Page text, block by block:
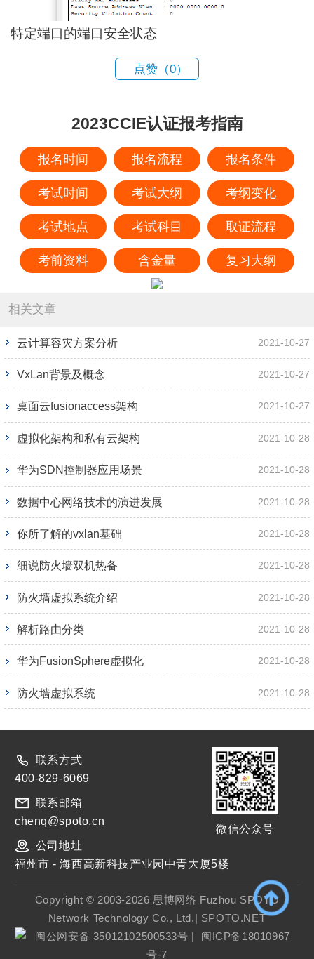
特定端口的端口安全状态
点赞（0）
2023CCIE认证报考指南
报名时间 报名流程 报名条件
考试时间 考试大纲 考纲变化
考试地点 考试科目 取证流程
考前资料 含金量 复习大纲
相关文章
云计算容灾方案分析 2021-10-27
VxLan背景及概念 2021-10-27
桌面云fusionaccess架构 2021-10-27
虚拟化架构和私有云架构 2021-10-28
华为SDN控制器应用场景 2021-10-28
数据中心网络技术的演进发展 2021-10-28
你所了解的vxlan基础 2021-10-28
细说防火墙双机热备 2021-10-28
防火墙虚拟系统介绍 2021-10-28
解析路由分类 2021-10-28
华为FusionSphere虚拟化 2021-10-28
防火墙虚拟系统 2021-10-28
联系方式
400-829-6069
联系邮箱
chenq@spoto.cn
公司地址
微信公众号
福州市 - 海西高新科技产业园中青大厦5楼
Copyright © 2003-2026 思博网络 Fuzhou SPOTO
Network Technology Co., Ltd.| SPOTO.NET
闽公网安备 35012102500533号 | 闽ICP备18010967
号-7